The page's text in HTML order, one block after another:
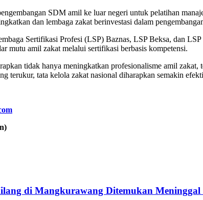
SDM amil ke luar negeri untuk pelatihan
dan lembaga zakat berinvestasi dalam
Sertifikasi Profesi (LSP) Baznas, LSP Beksa, dan
mutu amil zakat melalui sertifikasi berbasis kompetensi.
tidak hanya meningkatkan profesionalisme amil
terukur, tata kelola zakat nasional diharapkan semakin
di Mangkurawang Ditemukan